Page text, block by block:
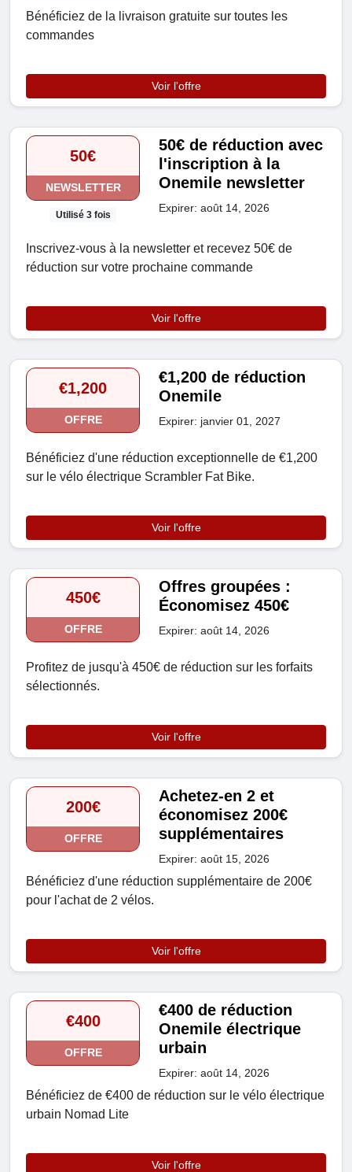
Bénéficiez de la livraison gratuite sur toutes les
commandes
Voir l'offre
50€
NEWSLETTER
Utilisé 3 fois
50€ de réduction avec
l'inscription à la
Onemile newsletter
Expirer: août 14, 2026
Inscrivez-vous à la newsletter et recevez 50€ de
réduction sur votre prochaine commande
Voir l'offre
€1,200
OFFRE
€1,200 de réduction
Onemile
Expirer: janvier 01, 2027
Bénéficiez d'une réduction exceptionnelle de €1,200
sur le vélo électrique Scrambler Fat Bike.
Voir l'offre
450€
OFFRE
Offres groupées :
Économisez 450€
Expirer: août 14, 2026
Profitez de jusqu'à 450€ de réduction sur les forfaits
sélectionnés.
Voir l'offre
200€
OFFRE
Achetez-en 2 et
économisez 200€
supplémentaires
Expirer: août 15, 2026
Bénéficiez d'une réduction supplémentaire de 200€
pour l'achat de 2 vélos.
Voir l'offre
€400
OFFRE
€400 de réduction
Onemile électrique
urbain
Expirer: août 14, 2026
Bénéficiez de €400 de réduction sur le vélo électrique
urbain Nomad Lite
Voir l'offre